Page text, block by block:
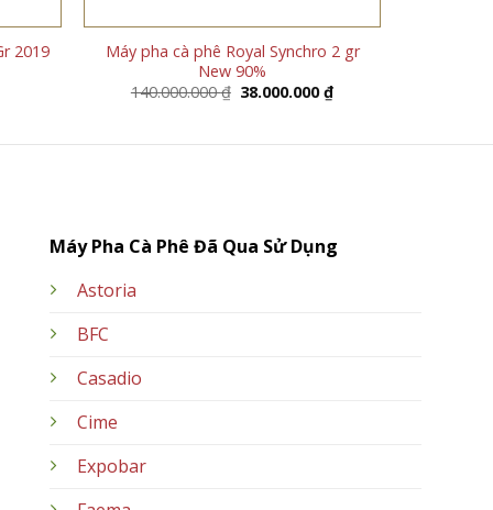
2019
Máy pha cà phê Royal Synchro 2 gr
New 90%
140.000.000₫ Giá
38.000.000₫Giá
38.000.000 ₫.
Máy Pha Cà Phê Đã Qua Sử Dụng
Astoria
BFC
Casadio
Cime
Expobar